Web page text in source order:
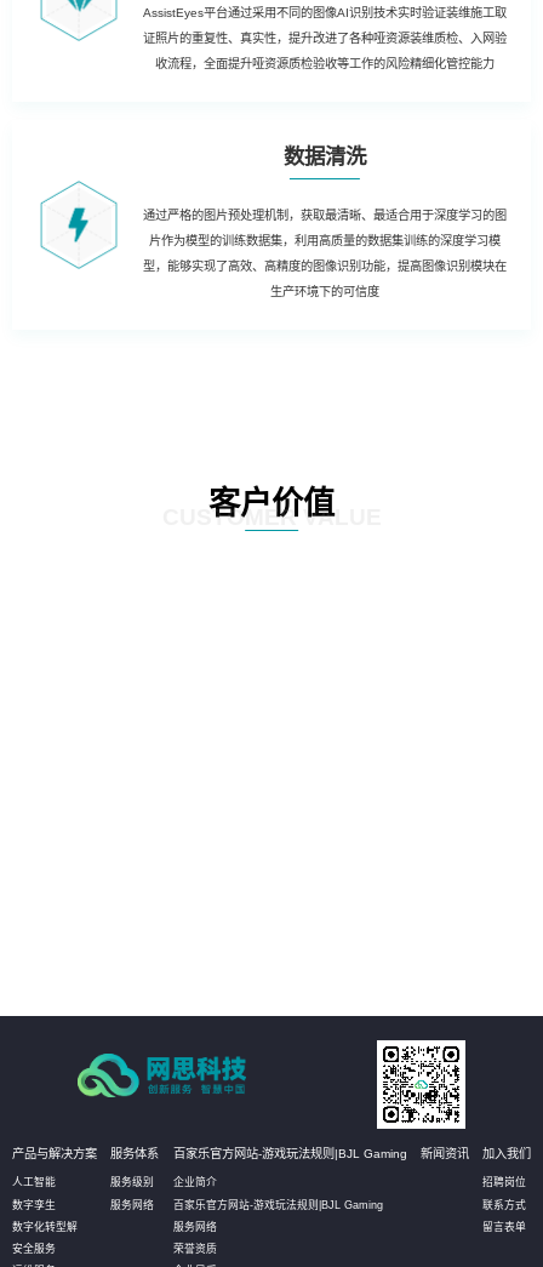
AssistEyes平台通过采用不同的图像AI识别技术实时验证装维施工取
证照片的重复性、真实性，提升改进了各种哑资源装维质检、入网验
收流程，全面提升哑资源质检验收等工作的风险精细化管控能力
数据清洗
通过严格的图片预处理机制，获取最清晰、最适合用于深度学习的图
片作为模型的训练数据集，利用高质量的数据集训练的深度学习模
型，能够实现了高效、高精度的图像识别功能，提高图像识别模块在
生产环境下的可信度
客户价值
CUSTOMER VALUE
产品与解决方案
人工智能
数字孪生
数字化转型解
安全服务
服务体系
服务级别
服务网络
百家乐官方网站-游戏玩法规则|BJL Gaming
企业简介
百家乐官方网站-游戏玩法规则|BJL Gaming
服务网络
荣誉资质
新闻资讯 加入我们
招聘岗位
联系方式
留言表单